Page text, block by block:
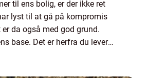
til ens bolig, er der ikke ret
lyst til at gå på kompromis
da også med god grund.
base. Det er herfra du lever